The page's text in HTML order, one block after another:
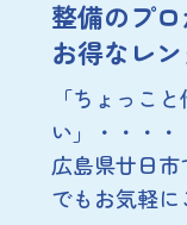
整備のプ
お得なレ
「ちょっこ
い」・・・・
広島県廿日
でもお気軽に